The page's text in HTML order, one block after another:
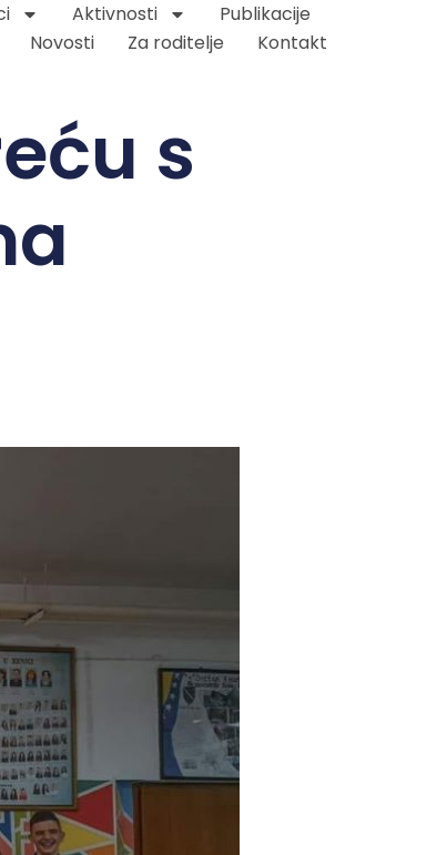
Aktivnosti
Publikacije
Novosti
Za roditelje Kontakt
s